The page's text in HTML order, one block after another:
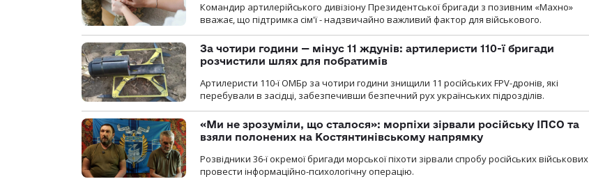
Командир артилерійського дивізіону Президентської бригади з позивним «Махно»
вважає, що підтримка сім'ї - надзвичайно важливий фактор для військового.
За чотири години — мінус 11 ждунів: артилеристи 110-ї бригади
розчистили шлях для побратимів
Артилеристи 110-ї ОМБр за чотири години знищили 11 російських FPV-дронів, які
перебували в засідці, забезпечивши безпечний рух українських підрозділів.
«Ми не зрозуміли, що сталося»: морпіхи зірвали російську ІПСО та
взяли полонених на Костянтинівському напрямку
Розвідники 36-ї окремої бригади морської піхоти зірвали спробу російських військових
провести інформаційно-психологічну операцію.